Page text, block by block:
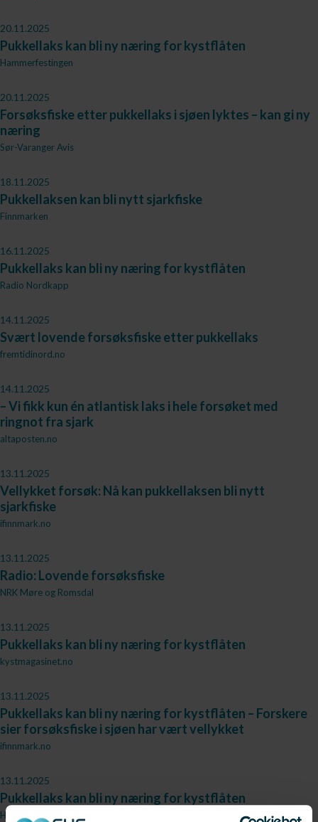
20.11.2025
Pukkellaks kan bli ny næring for kystflåten
Hammerfestingen
20.11.2025
Forsøksfiske etter pukkellaks i sjøen lyktes – kan gi ny
næring
Sør-Varanger Avis
18.11.2025
Pukkellaksen kan bli nytt sjarkfiske
Finnmarken
16.11.2025
Pukkellaks kan bli ny næring for kystflåten
Radio Nordkapp
14.11.2025
Svært lovende forsøksfiske etter pukkellaks
fremtidinord.no
14.11.2025
– Vi fikk kun én atlantisk laks i hele forsøket med
ringnot fra sjark
altaposten.no
13.11.2025
Vellykket forsøk: Nå kan pukkellaksen bli nytt
sjarkfiske
ifinnmark.no
13.11.2025
Radio: Lovende forsøksfiske
NRK Møre og Romsdal
13.11.2025
Pukkellaks kan bli ny næring for kystflåten
kystmagasinet.no
13.11.2025
Pukkellaks kan bli ny næring for kystflåten – Forskere
sier forsøksfiske i sjøen har vært vellykket
ifinnmark.no
13.11.2025
Pukkellaks kan bli ny næring for kystflåten
Hammerfestingen